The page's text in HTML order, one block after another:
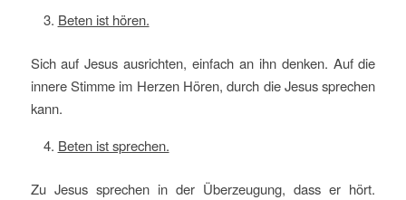
Beten ist hören.
Sich auf Jesus ausrichten, einfach an ihn denken. Auf die
innere Stimme im Herzen Hören, durch die Jesus sprechen
kann.
Beten ist sprechen.
Zu Jesus sprechen in der Überzeugung, dass er hört.